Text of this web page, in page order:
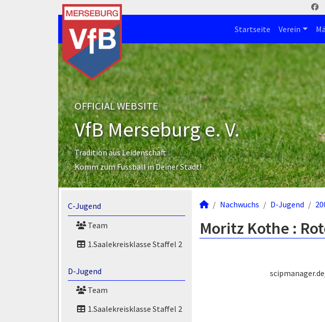
Startseite Verein
OFFICIAL WEBSITE
VfB Merseburg e. V.
Tradition aus Leidenschaft
Komm zum Fussball in Deiner Stadt!
C-Jugend
Team
1.Saalekreisklasse Staffel 2
D-Jugend
Team
1.Saalekreisklasse Staffel 2
Nachwuchs D-Jugend
Moritz Kothe :